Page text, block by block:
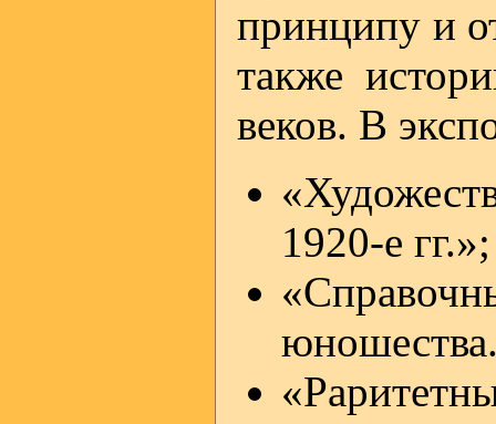
принципу и
также
веков. В
1920-е гг.»;